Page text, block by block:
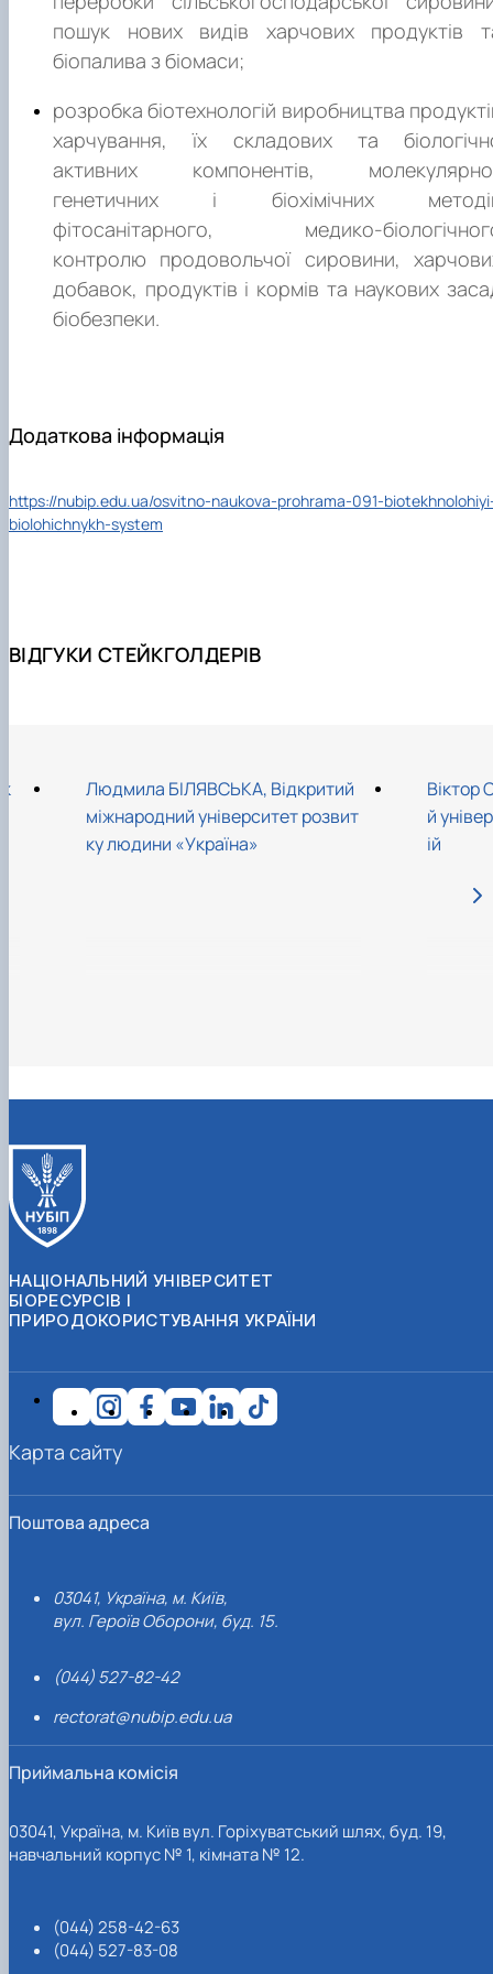
пошук нових видів харчових продуктів
біопалива з біомаси;
розробка біотехнологій виробництва
харчування, їх складових та
активних компонентів,
генетичних і біохімічних
фітосанітарного, медико-
контролю продовольчої сировини,
добавок, продуктів і кормів та наукових
біобезпеки.
молодший науковий співробітник (агрономія,
лісівництво, природно-заповідна справа)
науковий співробітник (агрономія, зоотехнія,
працевлаштування. ЗВО І-ІV рівнів акредитації
технікуми, інститути, академії, університети);
дослідні установи, виробничі і промислові
різних галузей промисловості.
Додаткова інформація
https://nubip.edu.ua/osvitno-naukova-prohrama-091-
biolohichnykh-system
ВІДГУКИ СТЕЙКГОЛДЕРІВ
Людмила БІЛЯВСЬКА, Відкритий
міжнародний університет розвит
ку людини «Україна»
Віктор
й
ій
НАЦІОНАЛЬНИЙ УНІВЕРСИТЕТ
БІОРЕСУРСІВ І
ПРИРОДОКОРИСТУВАННЯ УКРАЇНИ
Поштова адреса
03041, Україна, м. Київ,
вул. Героїв Оборони, буд. 15.
(044) 527-82-42
rectorat@nubip.edu.ua
Приймальна комісія
03041, Україна, м. Київ вул. Горіхуватський шлях, буд. 19,
навчальний корпус № 1, кімната № 12.
(044) 258-42-63
(044) 527-83-08
Карта сайту